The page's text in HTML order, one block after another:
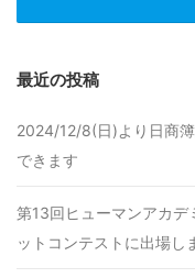
最近の投稿
2024/12/8(日)より日商
できます
第13回ヒューマンアカデ
ットコンテストに出場し